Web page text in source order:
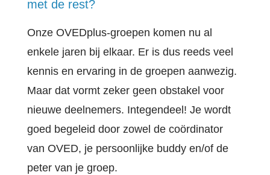
met de rest?
Onze OVEDplus-groepen komen nu al
enkele jaren bij elkaar. Er is dus reeds veel
kennis en ervaring in de groepen aanwezig.
Maar dat vormt zeker geen obstakel voor
nieuwe deelnemers. Integendeel! Je wordt
goed begeleid door zowel de coördinator
van OVED, je persoonlijke buddy en/of de
peter van je groep.